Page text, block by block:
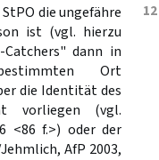
12
die ungefähre
ist (vgl. hierzu
Catchers" dann in
Ort
die Identität des
vorliegen (vgl.
<86 f.>) oder der
AfP 2003,